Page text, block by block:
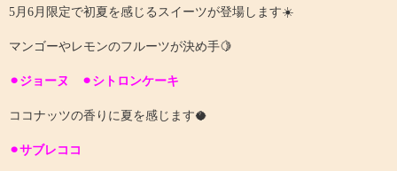
5月6月限定で初夏を感じるスイーツが登場します☀️
マンゴーやレモンのフルーツが決め手🍋
⚫︎ジョーヌ ⚫︎シトロンケーキ
ココナッツの香りに夏を感じます🥥
⚫︎サブレココ